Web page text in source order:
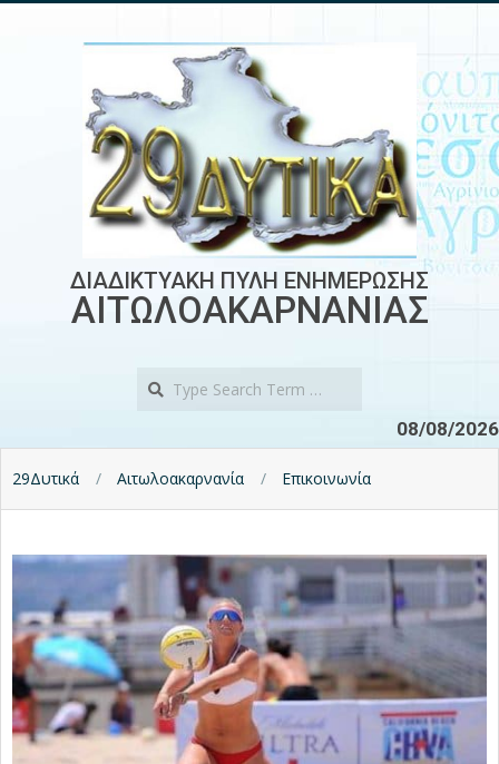
ΔΙΑΔΙΚΤΥΑΚΗ ΠΥΛΗ ΕΝΗΜΕΡΩΣΗΣ
ΑΙΤΩΛΟΑΚΑΡΝΑΝΙΑΣ
08/08/2026
29Δυτικά Αιτωλοακαρνανία Επικοινωνία